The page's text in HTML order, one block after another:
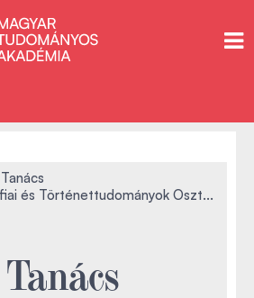
és Történettudományok Oszt...